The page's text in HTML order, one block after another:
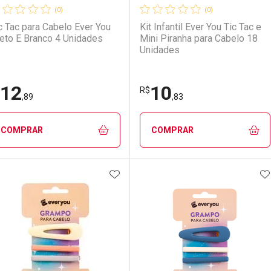
Ativar Desconto
Comprar sem Desconto
Comprar sem Desconto
Ativar Desconto
Comprar sem Desconto
Comprar sem Desconto
(0)
Tac para Cabelo Ever You
E Branco 4 Unidades
12,89
COMPRAR
FECHAR
FECHAR
Menos
(0)
Kit Infantil Ever You Tic Tac e
Mini Piranha para Cabelo 18
Unidades
R$10,83
COMPRAR
Laboratório
Por Menos
ADICIONAR AOS FAVORITOS